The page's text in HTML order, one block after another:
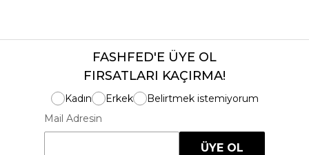
FASHFED'E ÜYE OL
FIRSATLARI KAÇIRMA!
Kadın Erkek
Belirtmek istemiyorum
Mail Adresin
ÜYE OL